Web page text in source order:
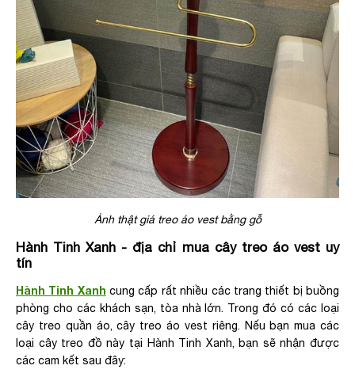
Ảnh thật giá treo áo vest bằng gỗ
Hành Tinh Xanh - địa chỉ mua cây treo áo vest uy
tín
Hành Tinh Xanh cung cấp rất nhiều các trang thiết bị buồng
phòng cho các khách sạn, tòa nhà lớn. Trong đó có các loại
cây treo quần áo, cây treo áo vest riêng. Nếu bạn mua các
loại cây treo đồ này tại Hành Tinh Xanh, bạn sẽ nhận được
các cam kết sau đây: